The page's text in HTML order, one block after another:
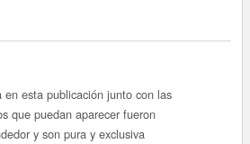
en esta publicación junto con las
que puedan aparecer fueron
y son pura y exclusiva